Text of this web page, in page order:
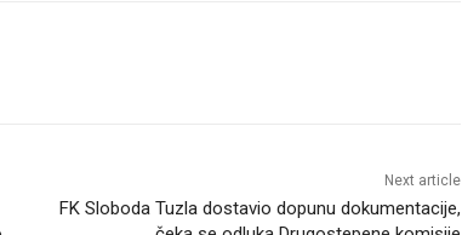
Next article
FK Sloboda Tuzla dostavio dopunu dokumentacije,